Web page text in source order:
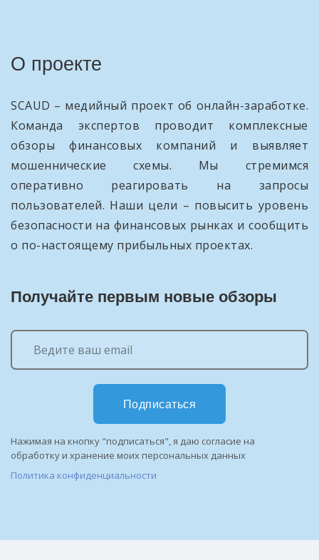
О проекте
SCAUD – медийный проект об онлайн-заработке.
Команда экспертов проводит комплексные
обзоры финансовых компаний и выявляет
мошеннические схемы. Мы стремимся
оперативно реагировать на запросы
пользователей. Наши цели – повысить уровень
безопасности на финансовых рынках и сообщить
о по-настоящему прибыльных проектах.
Получайте первым новые обзоры
Подписаться
Нажимая на кнопку "подписаться", я даю согласие на
обработку и хранение моих персональных данных
Политика конфиденциальности